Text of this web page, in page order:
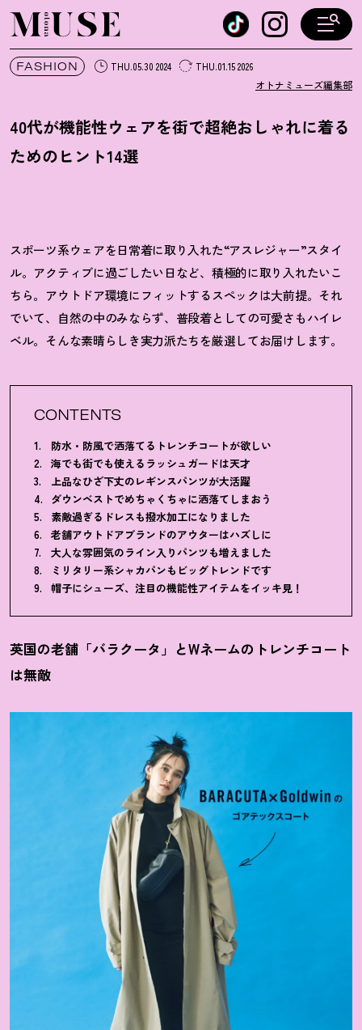
オトナミューズ ウェブ
FASHION THU.05.30 2024 THU.01.15 2026
オトナミューズ編集部
40代が機能性ウェアを街で超絶おしゃれに着る
ためのヒント14選
スポーツ系ウェアを日常着に取り入れた“アスレジャー”スタイ
ル。アクティブに過ごしたい日など、積極的に取り入れたいこ
ちら。アウトドア環境にフィットするスペックは大前提。それ
でいて、自然の中のみならず、普段着としての可愛さもハイレ
ベル。そんな素晴らしき実力派たちを厳選してお届けします。
CONTENTS
防水・防風で洒落てるトレンチコートが欲しい
海でも街でも使えるラッシュガードは天才
上品なひざ下丈のレギンスパンツが大活躍
ダウンベストでめちゃくちゃに洒落てしまおう
素敵過ぎるドレスも撥水加工になりました
老舗アウトドアブランドのアウターはハズしに
大人な雰囲気のライン入りパンツも増えました
ミリタリー系シャカパンもビッグトレンドです
帽子にシューズ、注目の機能性アイテムをイッキ見！
英国の老舗「バラクータ」とWネームのトレンチコート
は無敵